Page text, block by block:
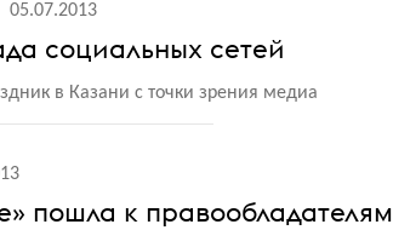
05.07.2013
социальных сетей
в Казани с точки зрения медиа
пошла к правообладателям